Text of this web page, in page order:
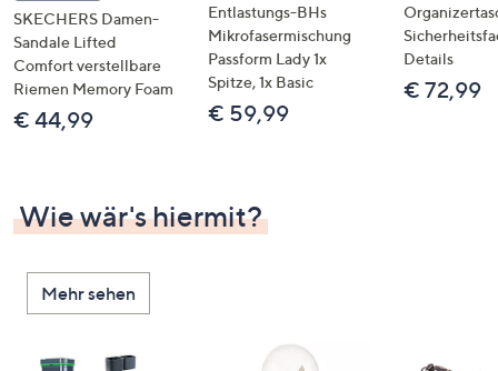
bzw.
rechts,
um
diese
anzuzeigen.
SKECHERS Damen-
Sandale Lifted
Comfort verstellbare
Riemen Memory Foam
€ 44,99
Entlastungs-BHs
Mikrofasermischung
Passform Lady 1x
Spitze, 1x Basic
€ 59,99
Details
€ 72,99
Wie wär's hiermit?
Mehr sehen